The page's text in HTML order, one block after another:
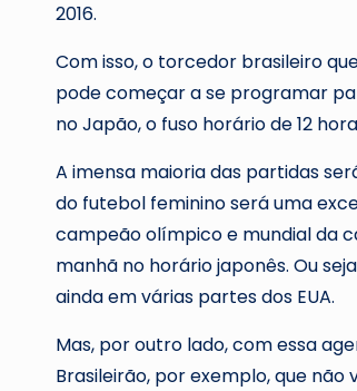
2016.
Com isso, o torcedor brasileiro
pode começar a se programar
no Japão, o fuso horário de 12
A imensa maioria das partidas
do futebol feminino será uma
campeão olímpico e mundial da
manhã no horário japonês. Ou
ainda em várias partes dos EUA.
Mas, por outro lado, com essa
Brasileirão, por exemplo, que